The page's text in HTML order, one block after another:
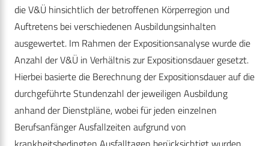
die V&Ü hinsichtlich der betroffenen Körperregion und
Auftretens bei verschiedenen Ausbildungsinhalten
ausgewertet. Im Rahmen der Expositionsanalyse wurde die
Anzahl der V&Ü in Verhältnis zur Expositionsdauer gesetzt.
Hierbei basierte die Berechnung der Expositionsdauer auf die
durchgeführte Stundenzahl der jeweiligen Ausbildung
anhand der Dienstpläne, wobei für jeden einzelnen
Berufsanfänger Ausfallzeiten aufgrund von